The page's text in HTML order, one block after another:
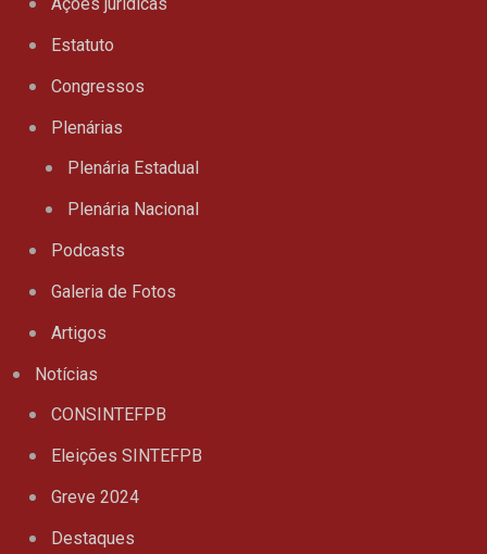
Estatuto
Congressos
Plenárias
Plenária Estadual
Plenária Nacional
Podcasts
Galeria de Fotos
Artigos
Notícias
CONSINTEFPB
Eleições SINTEFPB
Greve 2024
Destaques